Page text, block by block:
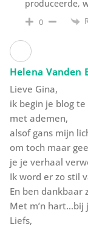
produceerde,
0
Helena Vanden
Lieve Gina,
ik begin je blog
met ademen,
alsof gans mijn
om toch maar
je je verhaal
Ik word er zo stil
En ben dankbaar
Met m’n hart…bij
Liefs,